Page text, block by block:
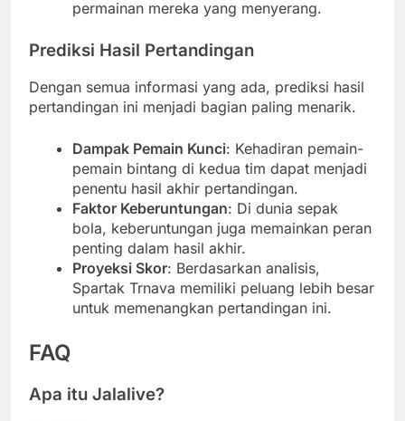
permainan mereka yang menyerang.
Prediksi Hasil Pertandingan
Dengan semua informasi yang ada, prediksi hasil
pertandingan ini menjadi bagian paling menarik.
Dampak Pemain Kunci: Kehadiran pemain-
pemain bintang di kedua tim dapat menjadi
penentu hasil akhir pertandingan.
Faktor Keberuntungan: Di dunia sepak
bola, keberuntungan juga memainkan peran
penting dalam hasil akhir.
Proyeksi Skor: Berdasarkan analisis,
Spartak Trnava memiliki peluang lebih besar
untuk memenangkan pertandingan ini.
FAQ
Apa itu Jalalive?